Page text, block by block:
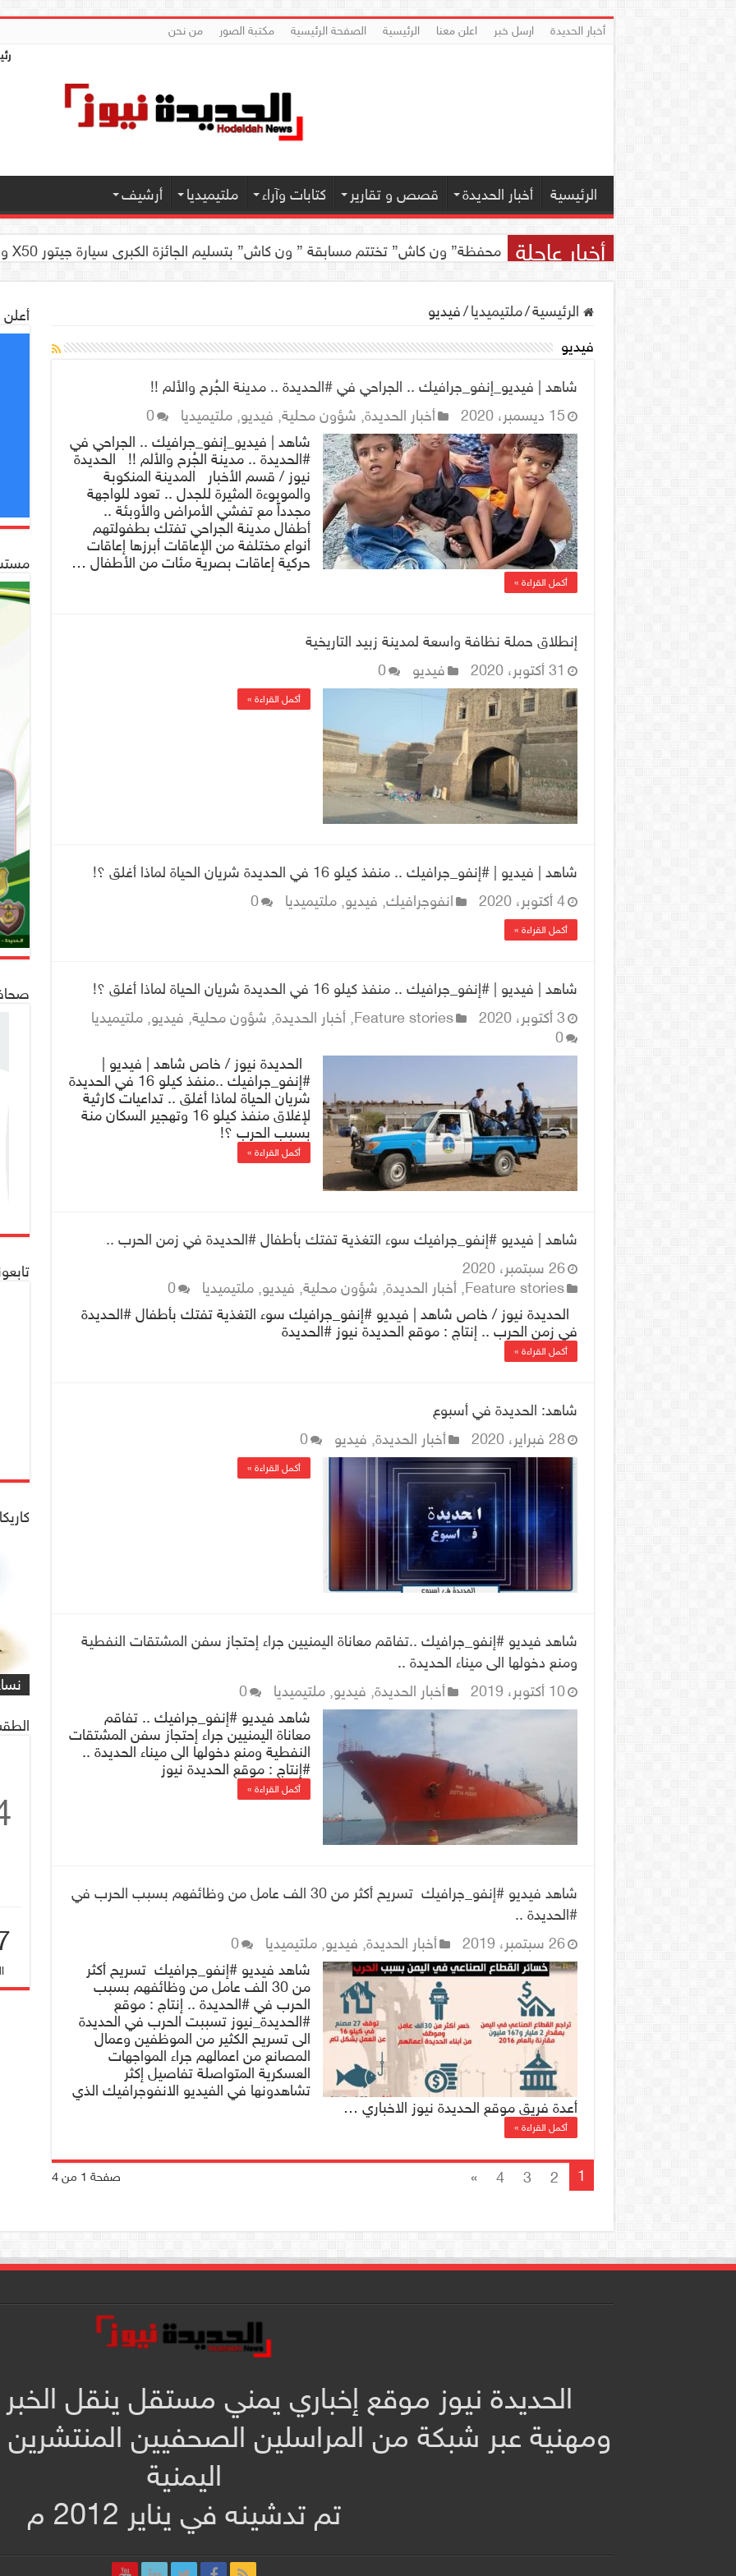
أخبار الحديدة ارسل خبر اعلن معنا الرئيسية الصفحة الرئيسية مكتبة الصور
من نحن
الرئيسية أخبار الحديدة قصص و تقارير كتابات وآراء ملتيميديا أرشيف
أخبار عاجلة محفظة” ون كاش” تختتم مسابقة ” ون كاش” بتسليم الجائزة الكبرى سيارة جيتور X50 والجوائز المالية لموديل 2026 بصنعاء
الرئيسية/ملتيميديا/فيديو
فيديو
شاهد | فيديو_إنفو_جرافيك .. الجراحي في #الحديدة .. مدينة الجُرح والألم !!
15 ديسمبر، 2020
أخبار الحديدة, شؤون محلية, فيديو,ملتيميديا
0
شاهد | فيديو_إنفو_جرافيك .. الجراحي في
#الحديدة .. مدينة الجُرح والألم !! الحديدة
نيوز / قسم الأخبار المدينة المنكوبة
والموبوءة المثيرة للجدل .. تعود للواجهة
مجدداً مع تفشي الأمراض والأوبئة ..
أطفال مدينة الجراحي تفتك بطفولتهم
أنواع مختلفة من الإعاقات أبرزها إعاقات
حركية إعاقات بصرية مئات من الأطفال …
أكمل القراءة »
إنطلاق حملة نظافة واسعة لمدينة زبيد التاريخية
31 أكتوبر، 2020
فيديو 0
أكمل القراءة »
شاهد | فيديو | #إنفو_جرافيك .. منفذ كيلو 16 في الحديدة شريان الحياة لماذا أغلق ؟!
4 أكتوبر، 2020
انفوجرافيك, فيديو,ملتيميديا 0
أكمل القراءة »
شاهد | فيديو | #إنفو_جرافيك .. منفذ كيلو 16 في الحديدة شريان الحياة لماذا أغلق ؟!
3 أكتوبر، 2020
Feature stories
,أخبار الحديدة, شؤون محلية, فيديو,ملتيميديا
0
الحديدة نيوز / خاص شاهد | فيديو |
#إنفو_جرافيك ..منفذ كيلو 16 في الحديدة
شريان الحياة لماذا أغلق .. تداعيات كارثية
لإغلاق منفذ كيلو 16 وتهجير السكان منة
بسبب الحرب ؟!
أكمل القراءة »
شاهد | فيديو #إنفو_جرافيك سوء التغذية تفتك بأطفال #الحديدة في زمن الحرب ..
26 سبتمبر، 2020
Feature stories
,أخبار الحديدة, شؤون محلية, فيديو,ملتيميديا
0
الحديدة نيوز / خاص شاهد | فيديو #إنفو_جرافيك سوء التغذية تفتك بأطفال #الحديدة
في زمن الحرب .. إنتاج : موقع الحديدة نيوز #الحديدة
أكمل القراءة »
شاهد: الحديدة في أسبوع
28 فبراير، 2020
أخبار الحديدة, فيديو 0
أكمل القراءة »
شاهد فيديو #إنفو_جرافيك ..تفاقم معاناة اليمنيين جراء إحتجاز سفن المشتقات النفطية
ومنع دخولها الى ميناء الحديدة ..
10 أكتوبر، 2019
أخبار الحديدة, فيديو,ملتيميديا
0
شاهد فيديو #إنفو_جرافيك .. تفاقم
معاناة اليمنيين جراء إحتجاز سفن المشتقات
النفطية ومنع دخولها الى ميناء الحديدة ..
#إنتاج : موقع الحديدة نيوز
أكمل القراءة »
شاهد فيديو #إنفو_جرافيك تسريح أكثر من 30 الف عامل من وظائفهم بسبب الحرب في
#الحديدة ..
26 سبتمبر، 2019
أخبار الحديدة, فيديو,ملتيميديا
0
شاهد فيديو #إنفو_جرافيك تسريح أكثر
من 30 الف عامل من وظائفهم بسبب
الحرب في #الحديدة .. إنتاج : موقع
#الحديدة_نيوز تسببت الحرب في الحديدة
الى تسريح الكثير من الموظفين وعمال
المصانع من اعمالهم جراء المواجهات
العسكرية المتواصلة تفاصيل إكثر
تشاهدونها في الفيديو الانفوجرافيك الذي
أعدة فريق موقع الحديدة نيوز الاخباري …
أكمل القراءة »
صفحة 1 من 4 1
2
3
4
»
أعلن
صحافة
/يصادف 1
الحديدة نيوز موقع إخباري يمني مستقل ينقل
ومهنية عبر شبكة من المراسلين الصحفيين
اليمنية
تم تدشينه في يناير 2012 م